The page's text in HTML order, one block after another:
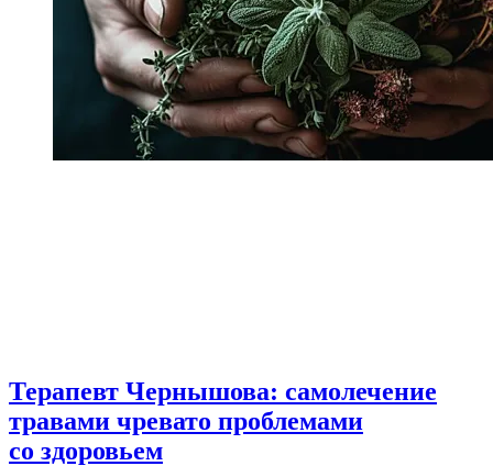
Терапевт Чернышова: самолечение
травами чревато проблемами
со здоровьем